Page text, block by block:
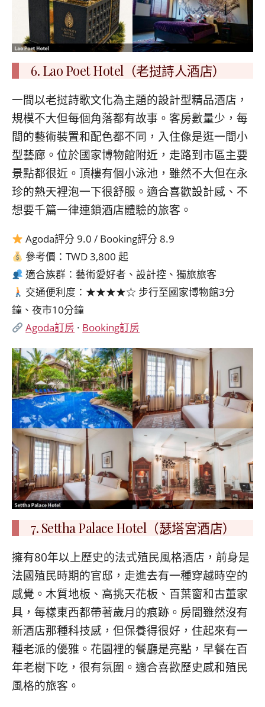
6. Lao Poet Hotel（老挝詩人酒店）
一間以老挝詩歌文化為主題的設計型精品酒店，
規模不大但每個角落都有故事。客房數量少，每
間的藝術裝置和配色都不同，入住像是逛一間小
型藝廊。位於國家博物館附近，走路到市區主要
景點都很近。頂樓有個小泳池，雖然不大但在永
珍的熱天裡泡一下很舒服。適合喜歡設計感、不
想要千篇一律連鎖酒店體驗的旅客。
Agoda評分 9.0 / Booking評分 8.9
參考價：TWD 3,800 起
適合族群：藝術愛好者、設計控、獨旅旅客
交通便利度：★★★★☆ 步行至國家博物館3分
鐘、夜市10分鐘
Agoda訂房 · Booking訂房
7. Settha Palace Hotel（瑟塔宮酒店）
擁有80年以上歷史的法式殖民風格酒店，前身是
法國殖民時期的官邸，走進去有一種穿越時空的
感覺。木質地板、高挑天花板、百葉窗和古董家
具，每樣東西都帶著歲月的痕跡。房間雖然沒有
新酒店那種科技感，但保養得很好，住起來有一
種老派的優雅。花園裡的餐廳是亮點，早餐在百
年老樹下吃，很有氛圍。適合喜歡歷史感和殖民
風格的旅客。